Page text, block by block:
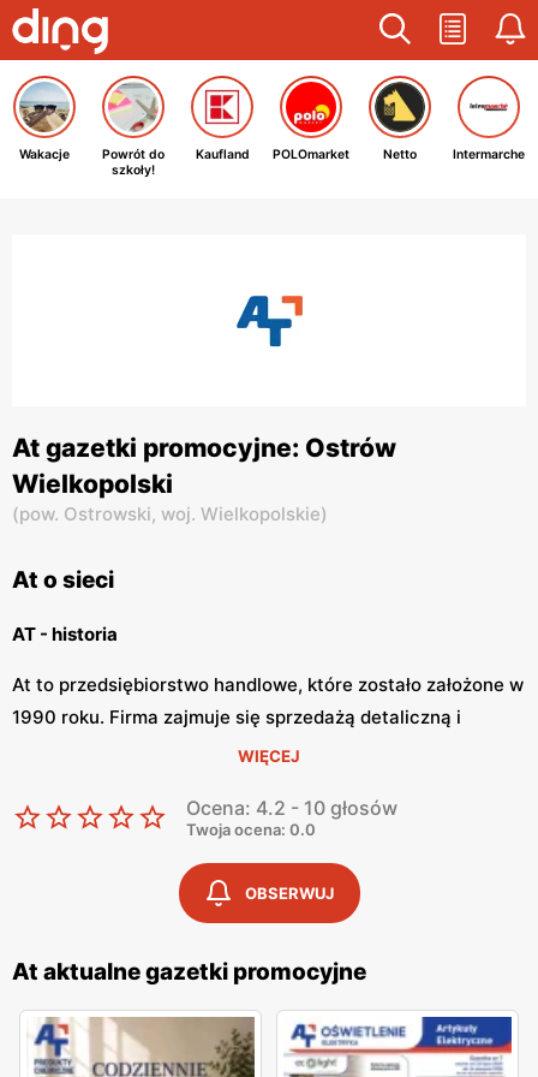
Wakacje
Powrót do
szkoły!
Kaufland POLOmarket Netto Intermarche
At gazetki promocyjne: Ostrów
Wielkopolski
(pow. Ostrowski, woj. Wielkopolskie)
At o sieci
AT - historia
At to przedsiębiorstwo handlowe, które zostało założone w
1990 roku. Firma zajmuje się sprzedażą detaliczną i
hurtową artykułów elektrycznych i oświetleniowych oraz
posiada 73 sklepów elektryczno-oświetleniowych, 39
hurtowni elektryczne oraz ekskluzywne salony
W swoich sklepach firma AT oferuje nowoczesne produkty
oświetleniowe, różnorodne produkty farmaceutyczne i
spożywcze. AT posiada również sklep internetowy, w
WIĘCEJ
Ocena: 4.2 - 10 głosów
Twoja ocena: 0.0
OBSERWUJ
At aktualne gazetki promocyjne